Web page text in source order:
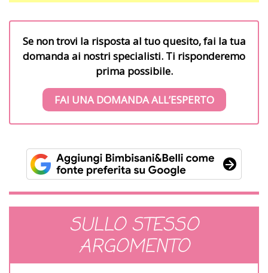
Se non trovi la risposta al tuo quesito, fai la tua
domanda ai nostri specialisti. Ti risponderemo
prima possibile.
FAI UNA DOMANDA ALL’ESPERTO
SULLO STESSO
ARGOMENTO